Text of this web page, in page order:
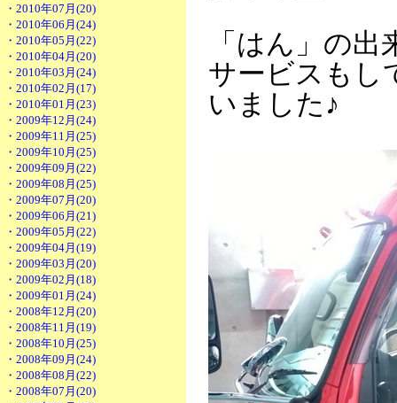
・2010年07月(20)
・2010年06月(24)
・2010年05月(22)
・2010年04月(20)
・2010年03月(24)
・2010年02月(17)
・2010年01月(23)
・2009年12月(24)
・2009年11月(25)
・2009年10月(25)
・2009年09月(22)
・2009年08月(25)
・2009年07月(20)
・2009年06月(21)
・2009年05月(22)
・2009年04月(19)
・2009年03月(20)
・2009年02月(18)
・2009年01月(24)
・2008年12月(20)
・2008年11月(19)
・2008年10月(25)
・2008年09月(24)
・2008年08月(22)
・2008年07月(20)
「はん」の
サービスもし
いました♪